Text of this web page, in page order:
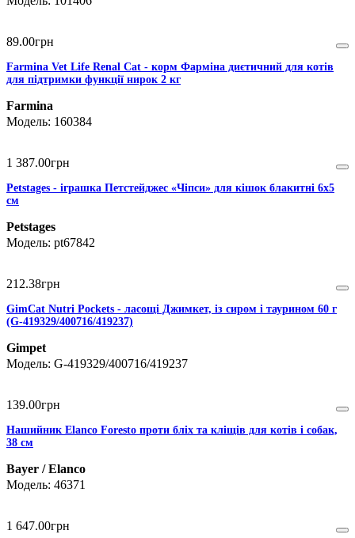
89.00грн
Farmina Vet Life Renal Cat - корм Фарміна диєтичний для котів
для підтримки функції нирок 2 кг
Farmina
160384
1 387.00грн
Petstages - іграшка Петстейджес «Чіпси» для кішок блакитні 6х5
см
Petstages
pt67842
212.38грн
GimCat Nutri Pockets - ласощі Джимкет, із сиром і таурином 60 г
(G-419329/400716/419237)
Gimpet
G-419329/400716/419237
139.00грн
Нашийник Elanco Foresto проти бліх та кліщів для котів і собак,
38 см
Bayer / Elanco
46371
1 647.00грн